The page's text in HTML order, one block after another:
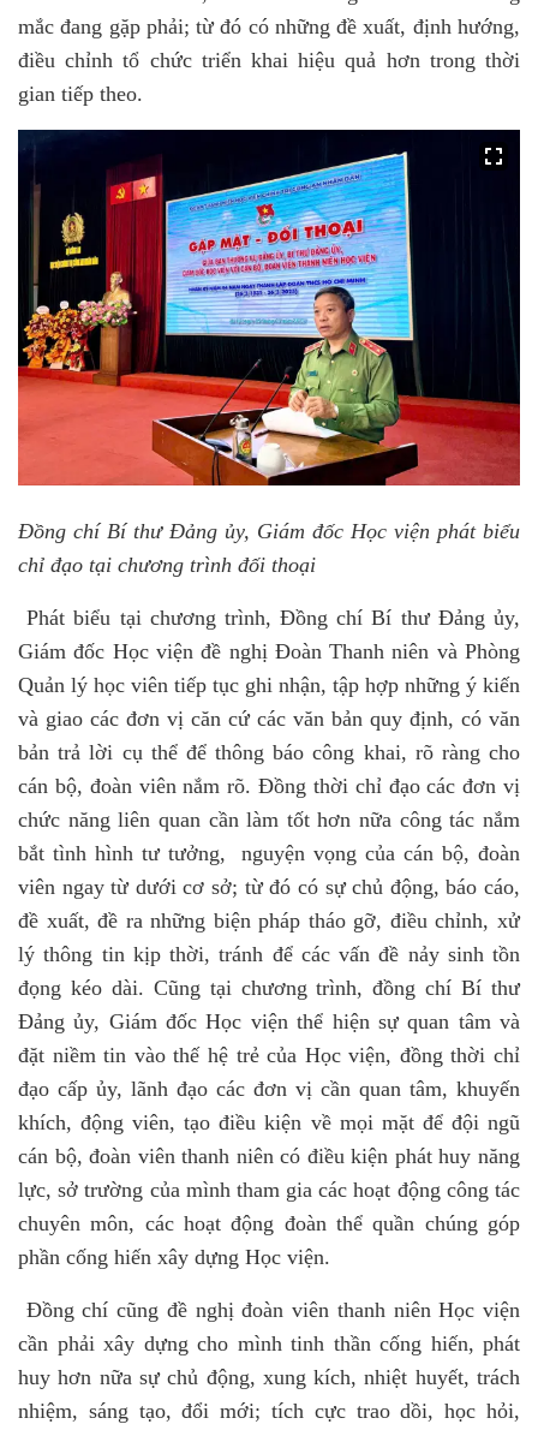
mắc đang gặp phải; từ đó có những đề xuất, định hướng,
điều chỉnh tổ chức triển khai hiệu quả hơn trong thời
gian tiếp theo.
Đồng chí Bí thư Đảng ủy, Giám đốc Học viện phát biểu
chỉ đạo tại chương trình đối thoại
Phát biểu tại chương trình, Đồng chí Bí thư Đảng ủy,
Giám đốc Học viện đề nghị Đoàn Thanh niên và Phòng
Quản lý học viên tiếp tục ghi nhận, tập hợp những ý kiến
và giao các đơn vị căn cứ các văn bản quy định, có văn
bản trả lời cụ thể để thông báo công khai, rõ ràng cho
cán bộ, đoàn viên nắm rõ. Đồng thời chỉ đạo các đơn vị
chức năng liên quan cần làm tốt hơn nữa công tác nắm
bắt tình hình tư tưởng,
nguyện vọng của cán bộ, đoàn
viên ngay từ dưới cơ sở; từ đó có sự chủ động, báo cáo,
đề xuất, đề ra những biện pháp tháo gỡ, điều chỉnh, xử
lý thông tin kịp thời, tránh để các vấn đề nảy sinh tồn
đọng kéo dài. Cũng tại chương trình, đồng chí Bí thư
Đảng ủy, Giám đốc Học viện thể hiện sự quan tâm và
đặt niềm tin vào thế hệ trẻ của Học viện, đồng thời chỉ
đạo cấp ủy, lãnh đạo các đơn vị cần quan tâm, khuyến
khích, động viên, tạo điều kiện về mọi mặt để đội ngũ
cán bộ, đoàn viên thanh niên có điều kiện phát huy năng
lực, sở trường của mình tham gia các hoạt động công tác
chuyên môn, các hoạt động đoàn thể quần chúng góp
phần cống hiến xây dựng Học viện.
Đồng chí cũng đề nghị đoàn viên thanh niên Học viện
cần phải xây dựng cho mình tinh thần cống hiến, phát
huy hơn nữa sự chủ động, xung kích, nhiệt huyết, trách
nhiệm, sáng tạo, đổi mới; tích cực trao dồi, học hỏi,